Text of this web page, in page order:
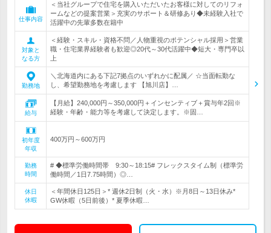
仕事内容
＜当社グループで住宅を購入いただいたお客様に対してのリフォ
ームなどの提案営業＞充実のサポート＆研修あり◆未経験入社で
活躍中の先輩多数在籍中
対象と
なる方
＜経験・スキル・資格不問／人物重視のポテンシャル採用＞営業
職・住宅業界経験者も歓迎◎20代～30代活躍中◆短大・専門卒以
上
勤務地
＼北海道内にある下記7拠点のいずれかに配属／ ☆当面転勤な
し、希望勤務地を考慮します 【旭川店】…
給与
【月給】240,000円～350,000円＋インセンティブ＋賞与年2回※
経験・年齢・能力等を考慮して決定します。※固…
初年度
年収
400万円～600万円
勤務
時間
# ◆標準労働時間帯 9:30～18:15# フレックスタイム制（標準労
働時間／1日7.75時間）◎…
休日
休暇
＜年間休日125日＞* 週休2日制（火・水）※月8日～13日休み*
GW休暇（5日前後）* 夏季休暇…